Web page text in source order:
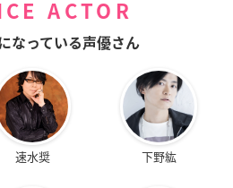
ACTOR
なっている声優さん
速水奨 下野紘